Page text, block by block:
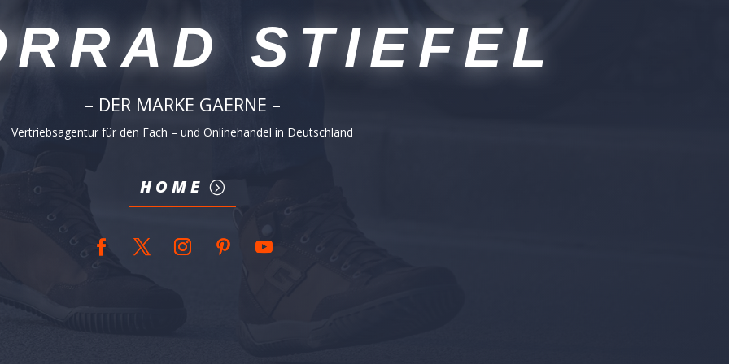
STIEFEL
– DER MARKE GAERNE –
Vertriebsagentur für den Fach – und Onlinehandel in Deutschland
HOME